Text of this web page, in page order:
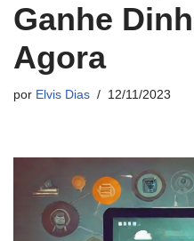
Ganhe
Agora
por Elvis Dias 12/11/2023